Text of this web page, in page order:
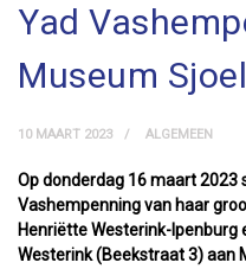
Yad
Museum
10 MAART 2023 ALGEMEEN
Op donderdag 16 maart 2023
Vashempenning van haar
Henriëtte Westerink-Ipenburg
Westerink (Beekstraat 3) aan